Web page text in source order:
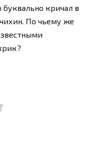
буквально кричал в
По чьему же